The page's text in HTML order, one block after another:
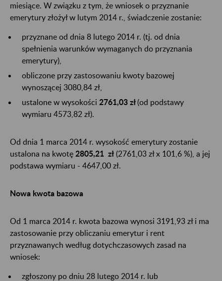
miesiące. W związku z tym, że wniosek o przyznanie
emerytury złożył w lutym 2014 r., świadczenie zostanie:
przyznane od dnia 8 lutego 2014 r. (tj. od dnia
spełnienia warunków wymaganych do przyznania
emerytury),
obliczone przy zastosowaniu kwoty bazowej
wynoszącej 3080,84 zł,
ustalone w wysokości 2761,03 zł(od podstawy
wymiaru 4573,82 zł).
Od dnia 1 marca 2014 r. wysokość emerytury zostanie
ustalona na kwotę 2805,21 zł (2761,03 zł x 101,6 %), a jej
podstawa wymiaru - 4647,00 zł.
Nowa kwota bazowa
Od 1 marca 2014 r. kwota bazowa wynosi 3191,93 zł i ma
zastosowanie przy obliczaniu emerytur i rent
przyznawanych według dotychczasowych zasad na
wniosek:
zgłoszony po dniu 28 lutego 2014 r. lub